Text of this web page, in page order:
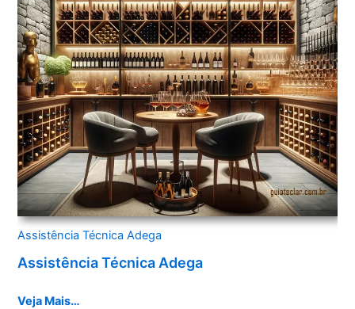
Assistência Técnica Adega
Assistência Técnica Adega
Veja Mais…